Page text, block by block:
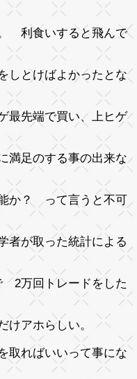
利食いすると飛んで
しとけばよかったとな
最先端で買い、上ヒゲ
満足のする事の出来な
か？ って言うと不可
者が取った統計による
万回トレードをした
だけアホらしい。
取ればいいって事にな